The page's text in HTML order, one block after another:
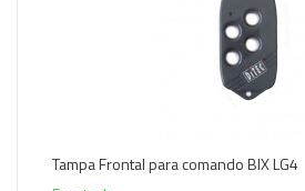
Tampa Frontal para comando BIX LG4